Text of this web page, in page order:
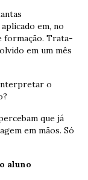
em, no
formação. Trata-
em um mês
o
que já
em mãos. Só
aluno